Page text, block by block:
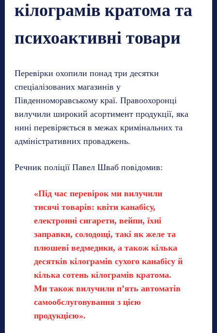
кілограмів кратома та
психоактивні товари
Перевірки охопили понад три десятки
спеціалізованих магазинів у
Південноморавському краї. Правоохоронці
вилучили широкий асортимент продукції, яка
нині перевіряється в межах кримінальних та
адміністративних проваджень.
Речник поліції Павел Шваб повідомив:
«Під час перевірок ми вилучили
тисячі товарів: квіти канабісу,
електронні сигарети, вейпи, їхні
заправки, солодощі, такі як желе та
плюшеві ведмедики, а також кілька
десятків кілограмів сухого канабісу й
кілька сотень кілограмів кратома.
Ми також вилучили п’ять автоматів
самообслуговування з цією
продукцією».